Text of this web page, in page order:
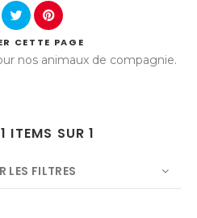
CETTE PAGE
nos animaux de compagnie.
ITEMS SUR 1
LES FILTRES